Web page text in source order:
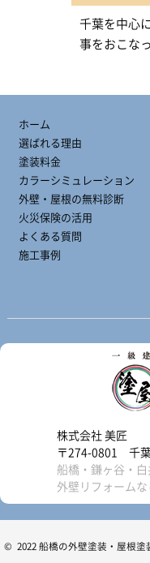
千葉を中心
事をおこな
ホーム
選ばれる理由
塗装料金
カラーシミュレーション
外壁・屋根の無料診断
火災保険の活用
よくある質問
施工事例
株式会社 美匠
〒274-0801 千
船橋・鎌ヶ谷・白
外壁リフォームな
© 2022 船橋の外壁塗装・屋根塗